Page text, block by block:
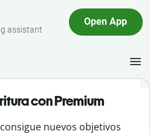
assistant
Open App
con Premium
nuevos objetivos